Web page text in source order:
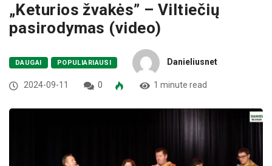
„Keturios žvakės” – Viltiečių
pasirodymas (video)
DAUGAI POPULIARIAUSI Danieliusnet
2024-09-11 0 1 minute read